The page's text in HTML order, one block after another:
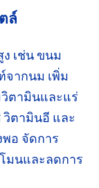
ล์
เช่น ขนม
ากนม เพิ่ม
ตามินและแร่
ตามินอี และ
อ จัดการ
มนและลดการ